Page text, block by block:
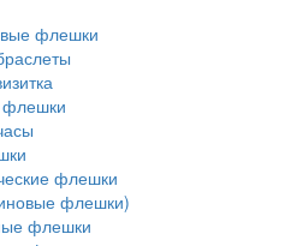
флешки
флешки
флешки)
флешки